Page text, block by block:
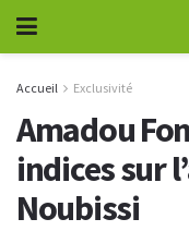
Accueil Exclusivité
Amadou
indices sur
Noubissi